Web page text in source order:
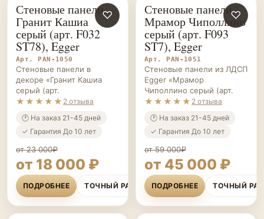
СТЕНОВЫЕ
ПАНЕЛИ НА ЗАКАЗ
♡
Стеновые панели
Гранит Кашиа
серый (арт. F032
ST78), Egger
Арт. PAN-1050
Стеновые панели в
декоре «Гранит Кашиа
серый (арт.
★★★★★ 2 отзыва
🕐 На заказ 21-45 дней
✓ Гарантия До 10 лет
от 23 000₽
от 18 000 ₽
ПОДРОБНЕЕ ТОЧНЫЙ РАСЧЁТ
СТЕНОВЫЕ
ПАНЕЛИ НА ЗАКАЗ
♡
Стеновые панели
Мрамор Чиполлино
серый (арт. F093
ST7), Egger
Арт. PAN-1051
Стеновые панели из ЛДСП
Egger «Мрамор
Чиполлино серый (арт.
★★★★★ 2 отзыва
🕐 На заказ 21-45 дней
✓ Гарантия До 10 лет
от 59 000₽
от 45 000 ₽
ПОДРОБНЕЕ ТОЧНЫЙ